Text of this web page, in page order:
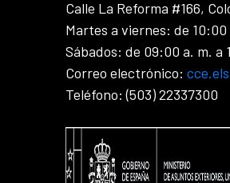
Calle La Reforma #166,
Martes a viernes: de
Sábados: de 09:00 a. m. a
Correo electrónico:
Teléfono: (503) 22337300